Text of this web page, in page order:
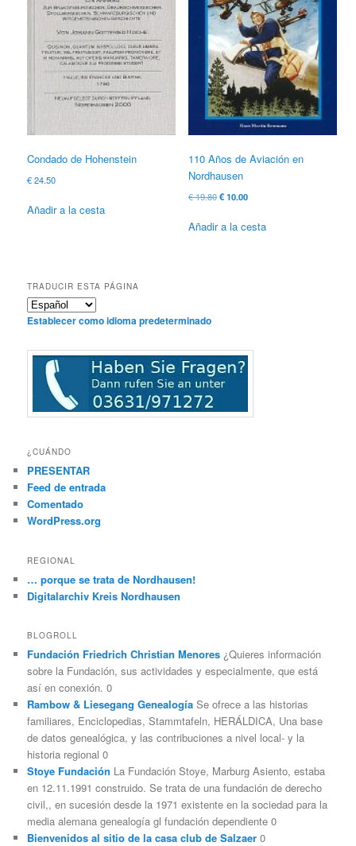
Condado de Hohenstein
€24.50
Añadir a la cesta
110 Años de Aviación en
Nordhausen
€19.80El
original
€10.00El
actual
Añadir a la cesta
TRADUCIR ESTA PÁGINA
Establecer como idioma predeterminado
¿CUÁNDO
PRESENTAR
Feed de entrada
Comentado
WordPress.org
REGIONAL
… porque se trata de Nordhausen!
Digitalarchiv Kreis Nordhausen
BLOGROLL
Fundación Friedrich Christian Menores ¿Quieres información
sobre la Fundación, sus actividades y especialmente, que está
así en conexión. 0
Rambow & Liesegang Genealogía Se ofrece a las historias
familiares, Enciclopedias, Stammtafeln, HERÁLDICA, Una base
de datos genealógica, y las contribuciones a nivel local- y la
historia regional 0
Stoye Fundación La Fundación Stoye, Marburg Asiento, estaba
en 12.11.1991 construido. Se trata de una fundación de derecho
civil,, en sucesión desde la 1971 existente en la sociedad para la
media alemana genealogía gl fundación dependiente 0
Bienvenidos al sitio de la casa club de Salzaer 0